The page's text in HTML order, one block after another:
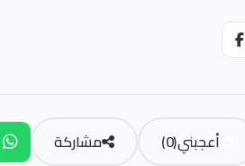
أعجبني(
0
) مشاركة